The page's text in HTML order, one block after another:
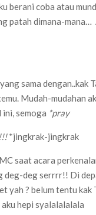
berani coba atau
patah dimana-
sama dengan..kak
Mudah-mudahan
ini, semoga *pray
*jingkrak-jingkrak
saat acara
deg-deg serrrr!! Di
yah ? belum tentu kak
hepi syalalalalala